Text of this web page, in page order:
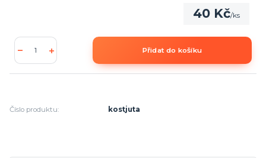
40 Kč/ks
Přidat do košíku
Číslo produktu: kostjuta